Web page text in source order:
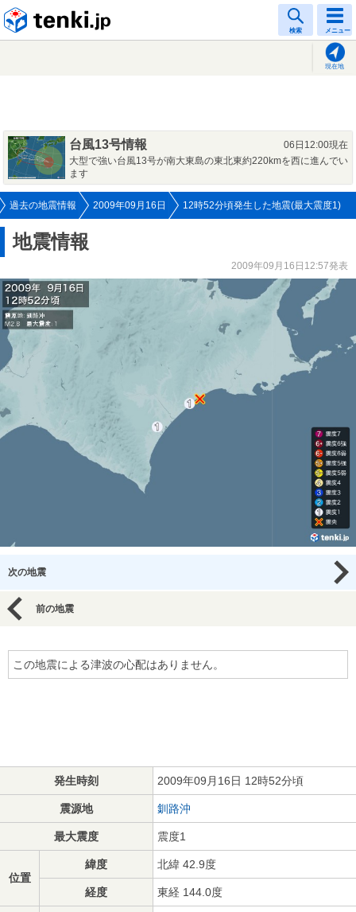
検索 メニュー
現在地
台風13号情報
06日12:00現在
大型で強い台風13号が南大東島の東北東約220kmを西に進んでい
ます
過去の地震情報 2009年09月16日 12時52分頃発生した地震(最大震度1)
地震情報
2009年09月16日12:57発表
次の地震
前の地震
この地震による津波の心配はありません。
発生時刻 2009年09月16日 12時52分頃
震源地 釧路沖
最大震度 震度1
位置
緯度 北緯 42.9度
経度 東経 144.0度